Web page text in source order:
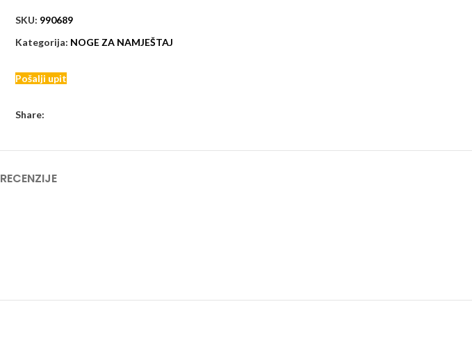
SKU: 990689
Kategorija: NOGE ZA NAMJEŠTAJ
Pošalji upit
Share:
RECENZIJE